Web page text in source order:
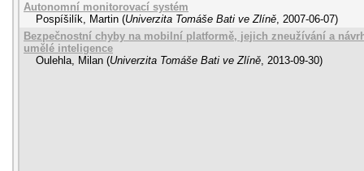
Autonomní monitorovací systém
Pospíšilík, Martin (Univerzita Tomáše Bati ve Zlíně, 2007-06-07)
Bezpečnostní chyby na mobilní platformě, jejich zneužívání a
umělé inteligence
Oulehla, Milan (Univerzita Tomáše Bati ve Zlíně, 2013-09-30)